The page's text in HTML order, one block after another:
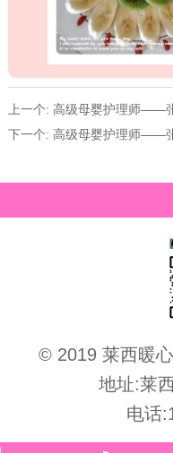
上一个: 高级母婴护理师——
下一个: 高级母婴护理师——
© 2019 莱西暖
地址:莱
电话